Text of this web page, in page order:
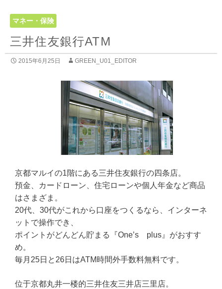
マネー・保険
三井住友銀行ATM
2015年6月25日 GREEN_U01_EDITOR
京都マルイの1階にある三井住友銀行の四条店。
預金、カードローン、住宅ローンや個人年金など商品
はさまざま。
20代、30代がこれから口座をつくるなら、インターネ
ットで操作でき、
ポイントがどんどん貯まる『One’s plus』がおすす
め。
毎月25日と26日はATM時間外手数料無料です。
位于京都丸井一楼的三井住友三井店三里店。